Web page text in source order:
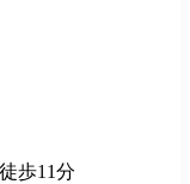
務がある方が対
歩11分